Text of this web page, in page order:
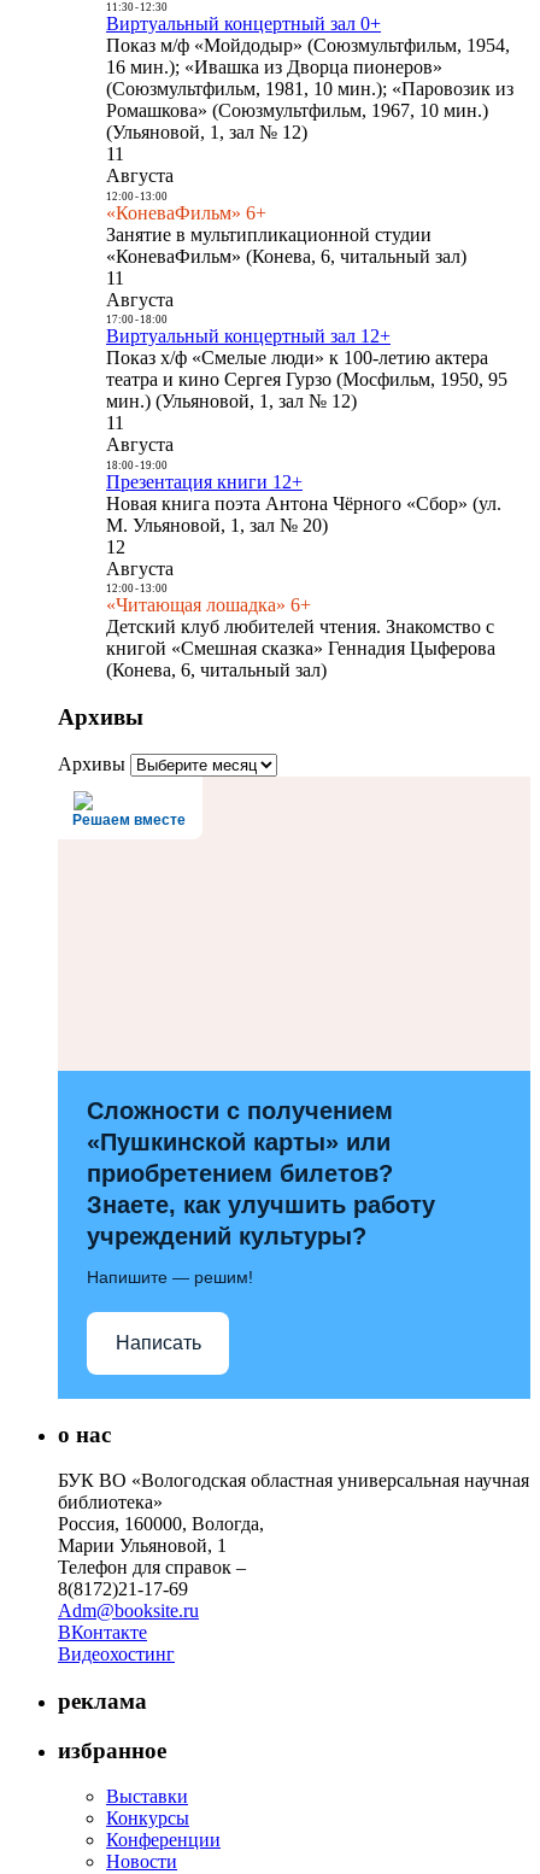
11:30- 12:30
Виртуальный концертный зал 0+
Показ м/ф «Мойдодыр» (Союзмультфильм, 1954,
16 мин.); «Ивашка из Дворца пионеров»
(Союзмультфильм, 1981, 10 мин.); «Паровозик из
Ромашкова» (Союзмультфильм, 1967, 10 мин.)
(Ульяновой, 1, зал № 12)
11
Августа
12:00- 13:00
«КоневаФильм» 6+
Занятие в мультипликационной студии
«КоневаФильм» (Конева, 6, читальный зал)
11
Августа
17:00- 18:00
Виртуальный концертный зал 12+
Показ х/ф «Смелые люди» к 100-летию актера
театра и кино Сергея Гурзо (Мосфильм, 1950, 95
мин.) (Ульяновой, 1, зал № 12)
11
Августа
18:00- 19:00
Презентация книги 12+
Новая книга поэта Антона Чёрного «Сбор» (ул.
М. Ульяновой, 1, зал № 20)
12
Августа
12:00- 13:00
«Читающая лошадка» 6+
Детский клуб любителей чтения. Знакомство с
книгой «Смешная сказка» Геннадия Цыферова
(Конева, 6, читальный зал)
Архивы
Архивы
Решаем вместе
Сложности с получением
«Пушкинской карты» или
приобретением билетов?
Знаете, как улучшить работу
учреждений культуры?
Напишите — решим!
Написать
о нас
БУК ВО «Вологодская областная универсальная научная
библиотека»
Россия, 160000, Вологда,
Марии Ульяновой, 1
Телефон для справок –
8(8172)21-17-69
Adm@booksite.ru
ВКонтакте
Видеохостинг
реклама
избранное
Выставки
Конкурсы
Конференции
Новости